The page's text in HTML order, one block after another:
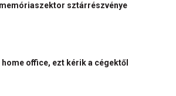
memóriaszektor sztárrészvénye
home office, ezt kérik a cégektől